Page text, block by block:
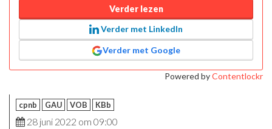
Verder lezen
Verder met LinkedIn
Verder met Google
Powered byContentlockr
cpnb GAU VOB KBb
28 juni 2022 om 09:00